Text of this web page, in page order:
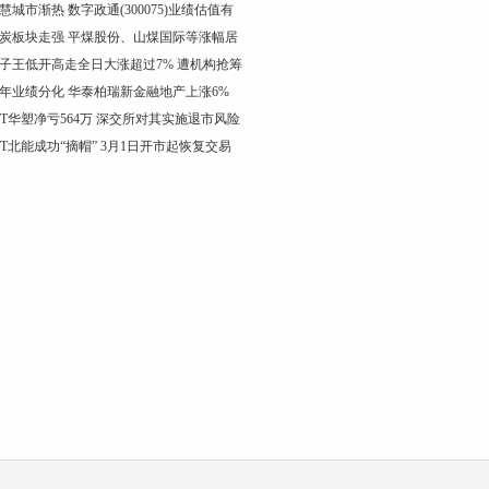
城市渐热 数字政通(300075)业绩估值有
板块走强 平煤股份、山煤国际等涨幅居
王低开高走全日大涨超过7% 遭机构抢筹
业绩分化 华泰柏瑞新金融地产上涨6%
华塑净亏564万 深交所对其实施退市风险
北能成功“摘帽” 3月1日开市起恢复交易